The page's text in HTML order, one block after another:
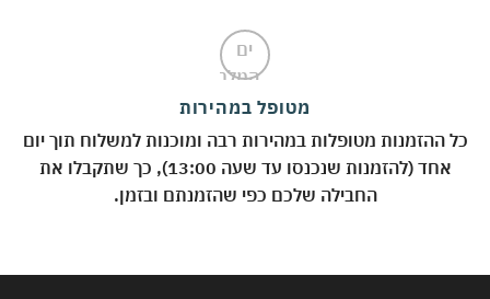
מטופל במהירות
ההזמנות מטופלות במהירות רבה ומוכנות למשלוח תוך יום
אחד (להזמנות שנכנסו עד שעה 13:00), כך שתקבלו את
החבילה שלכם כפי שהזמנתם ובזמן.